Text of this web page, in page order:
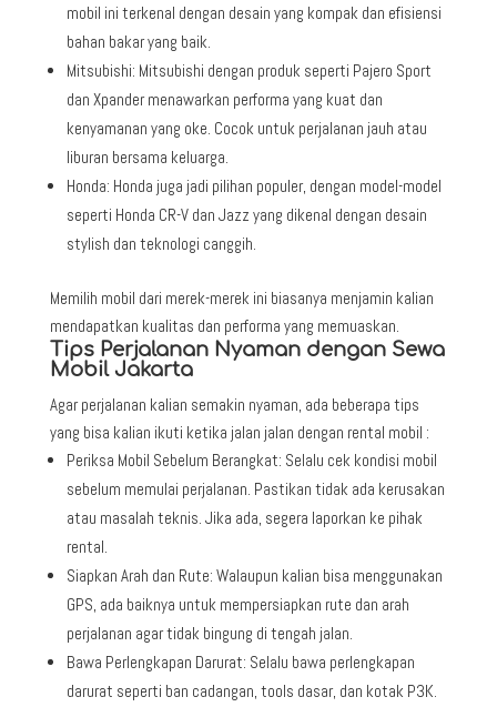
mobil ini terkenal dengan desain yang kompak dan efisiensi
bahan bakar yang baik.
Mitsubishi: Mitsubishi dengan produk seperti Pajero Sport
dan Xpander menawarkan performa yang kuat dan
kenyamanan yang oke. Cocok untuk perjalanan jauh atau
liburan bersama keluarga.
Honda: Honda juga jadi pilihan populer, dengan model-model
seperti Honda CR-V dan Jazz yang dikenal dengan desain
stylish dan teknologi canggih.
Memilih mobil dari merek-merek ini biasanya menjamin kalian
mendapatkan kualitas dan performa yang memuaskan.
Tips Perjalanan Nyaman dengan Sewa
Mobil Jakarta
Agar perjalanan kalian semakin nyaman, ada beberapa tips
yang bisa kalian ikuti ketika jalan jalan dengan rental mobil :
Periksa Mobil Sebelum Berangkat: Selalu cek kondisi mobil
sebelum memulai perjalanan. Pastikan tidak ada kerusakan
atau masalah teknis. Jika ada, segera laporkan ke pihak
rental.
Siapkan Arah dan Rute: Walaupun kalian bisa menggunakan
GPS, ada baiknya untuk mempersiapkan rute dan arah
perjalanan agar tidak bingung di tengah jalan.
Bawa Perlengkapan Darurat: Selalu bawa perlengkapan
darurat seperti ban cadangan, tools dasar, dan kotak P3K.